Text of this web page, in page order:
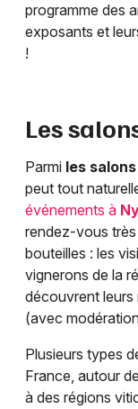
programme des
exposants et
!
Les
Parmi les
peut tout
événements à
rendez-vous très
bouteilles : les
vignerons de la
découvrent leurs
(avec
Plusieurs types
France, autour
à des régions